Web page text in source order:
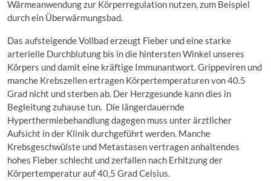
Wärmeanwendung zur Körperregulation nutzen, zum Beispiel
durch ein Überwärmungsbad.
Das aufsteigende Vollbad erzeugt Fieber und eine starke
arterielle Durchblutung bis in die hintersten Winkel unseres
Körpers und damit eine kräftige Immunantwort. Grippeviren und
manche Krebszellen ertragen Körpertemperaturen von 40.5
Grad nicht und sterben ab. Der Herzgesunde kann dies in
Begleitung zuhause tun. Die längerdauernde
Hyperthermiebehandlung dagegen muss unter ärztlicher
Aufsicht in der Klinik durchgeführt werden. Manche
Krebsgeschwülste und Metastasen vertragen anhaltendes
hohes Fieber schlecht und zerfallen nach Erhitzung der
Körpertemperatur auf 40,5 Grad Celsius.